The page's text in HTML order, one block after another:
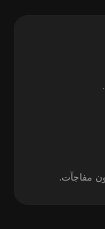
مفاجآت.